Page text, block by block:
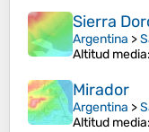
Sierra
Argentina >
Altitud media
Mirador
Argentina >
Altitud media